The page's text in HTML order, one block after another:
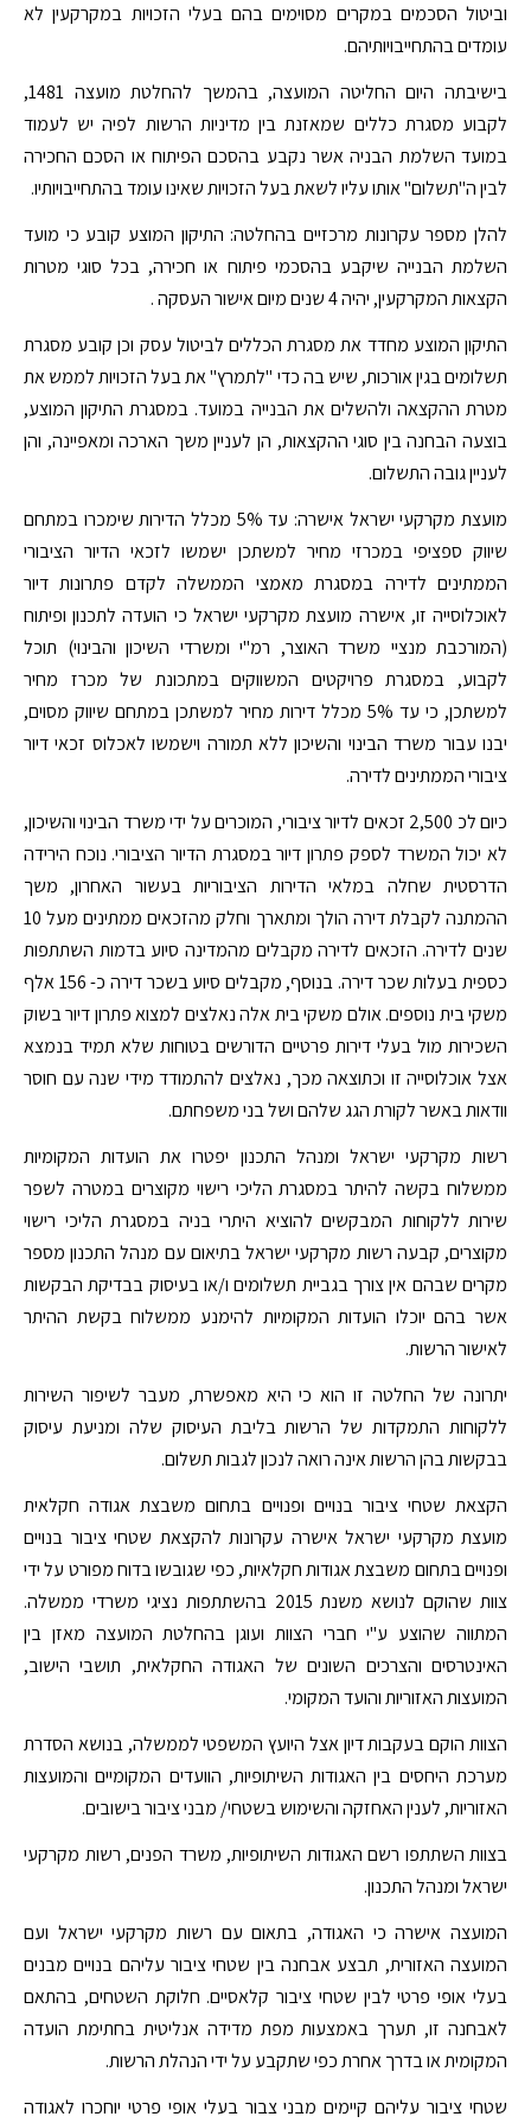
וביטול הסכמים במקרים מסוימים בהם בעלי הזכויות במקרקעין לא
עומדים בהתחייבויותיהם.
בישיבתה היום החליטה המועצה, בהמשך להחלטת מועצה 1481,
לקבוע מסגרת כללים שמאזנת בין מדיניות הרשות לפיה יש לעמוד
במועד השלמת הבניה אשר נקבע בהסכם הפיתוח או הסכם החכירה
לבין ה"תשלום" אותו עליו לשאת בעל הזכויות שאינו עומד בהתחייבויותיו.
להלן מספר עקרונות מרכזיים בהחלטה: התיקון המוצע קובע כי מועד
השלמת הבנייה שיקבע בהסכמי פיתוח או חכירה, בכל סוגי מטרות
הקצאות המקרקעין, יהיה 4 שנים מיום אישור העסקה .
התיקון המוצע מחדד את מסגרת הכללים לביטול עסק וכן קובע מסגרת
תשלומים בגין אורכות, שיש בה כדי "לתמרץ" את בעל הזכויות לממש את
מטרת ההקצאה ולהשלים את הבנייה במועד. במסגרת התיקון המוצע,
בוצעה הבחנה בין סוגי ההקצאות, הן לעניין משך הארכה ומאפיינה, והן
לעניין גובה התשלום.
מועצת מקרקעי ישראל אישרה: עד 5% מכלל הדירות שימכרו במתחם
שיווק ספציפי במכרזי מחיר למשתכן ישמשו לזכאי הדיור הציבורי
הממתינים לדירה במסגרת מאמצי הממשלה לקדם פתרונות דיור
לאוכלוסייה זו, אישרה מועצת מקרקעי ישראל כי הועדה לתכנון ופיתוח
(המורכבת מנציי משרד האוצר, רמ"י ומשרדי השיכון והבינוי) תוכל
לקבוע, במסגרת פרויקטים המשווקים במתכונת של מכרז מחיר
למשתכן, כי עד 5% מכלל דירות מחיר למשתכן במתחם שיווק מסוים,
יבנו עבור משרד הבינוי והשיכון ללא תמורה וישמשו לאכלוס זכאי דיור
ציבורי הממתינים לדירה.
כיום לכ 2,500 זכאים לדיור ציבורי, המוכרים על ידי משרד הבינוי והשיכון,
לא יכול המשרד לספק פתרון דיור במסגרת הדיור הציבורי. נוכח הירידה
הדרסטית שחלה במלאי הדירות הציבוריות בעשור האחרון, משך
ההמתנה לקבלת דירה הולך ומתארך וחלק מהזכאים ממתינים מעל 10
שנים לדירה. הזכאים לדירה מקבלים מהמדינה סיוע בדמות השתתפות
כספית בעלות שכר דירה. בנוסף, מקבלים סיוע בשכר דירה כ- 156 אלף
משקי בית נוספים. אולם משקי בית אלה נאלצים למצוא פתרון דיור בשוק
השכירות מול בעלי דירות פרטיים הדורשים בטוחות שלא תמיד בנמצא
אצל אוכלוסייה זו וכתוצאה מכך, נאלצים להתמודד מידי שנה עם חוסר
וודאות באשר לקורת הגג שלהם ושל בני משפחתם.
רשות מקרקעי ישראל ומנהל התכנון יפטרו את הועדות המקומיות
ממשלוח בקשה להיתר במסגרת הליכי רישוי מקוצרים במטרה לשפר
שירות ללקוחות המבקשים להוציא היתרי בניה במסגרת הליכי רישוי
מקוצרים, קבעה רשות מקרקעי ישראל בתיאום עם מנהל התכנון מספר
מקרים שבהם אין צורך בגביית תשלומים ו/או בעיסוק בבדיקת הבקשות
אשר בהם יוכלו הועדות המקומיות להימנע ממשלוח בקשת ההיתר
לאישור הרשות.
יתרונה של החלטה זו הוא כי היא מאפשרת, מעבר לשיפור השירות
ללקוחות התמקדות של הרשות בליבת העיסוק שלה ומניעת עיסוק
בבקשות בהן הרשות אינה רואה לנכון לגבות תשלום.
הקצאת שטחי ציבור בנויים ופנויים בתחום משבצת אגודה חקלאית
מועצת מקרקעי ישראל אישרה עקרונות להקצאת שטחי ציבור בנויים
ופנויים בתחום משבצת אגודות חקלאיות, כפי שגובשו בדוח מפורט על ידי
צוות שהוקם לנושא משנת 2015 בהשתתפות נציגי משרדי ממשלה.
המתווה שהוצע ע"י חברי הצוות ועוגן בהחלטת המועצה מאזן בין
האינטרסים והצרכים השונים של האגודה החקלאית, תושבי הישוב,
המועצות האזוריות והועד המקומי.
הצוות הוקם בעקבות דיון אצל היועץ המשפטי לממשלה, בנושא הסדרת
מערכת היחסים בין האגודות השיתופיות, הוועדים המקומיים והמועצות
האזוריות, לענין האחזקה והשימוש בשטחי/ מבני ציבור בישובים.
בצוות השתתפו רשם האגודות השיתופיות, משרד הפנים, רשות מקרקעי
ישראל ומנהל התכנון.
המועצה אישרה כי האגודה, בתאום עם רשות מקרקעי ישראל ועם
המועצה האזורית, תבצע אבחנה בין שטחי ציבור עליהם בנויים מבנים
בעלי אופי פרטי לבין שטחי ציבור קלאסיים. חלוקת השטחים, בהתאם
לאבחנה זו, תערך באמצעות מפת מדידה אנליטית בחתימת הועדה
המקומית או בדרך אחרת כפי שתקבע על ידי הנהלת הרשות.
שטחי ציבור עליהם קיימים מבני צבור בעלי אופי פרטי יוחכרו לאגודה